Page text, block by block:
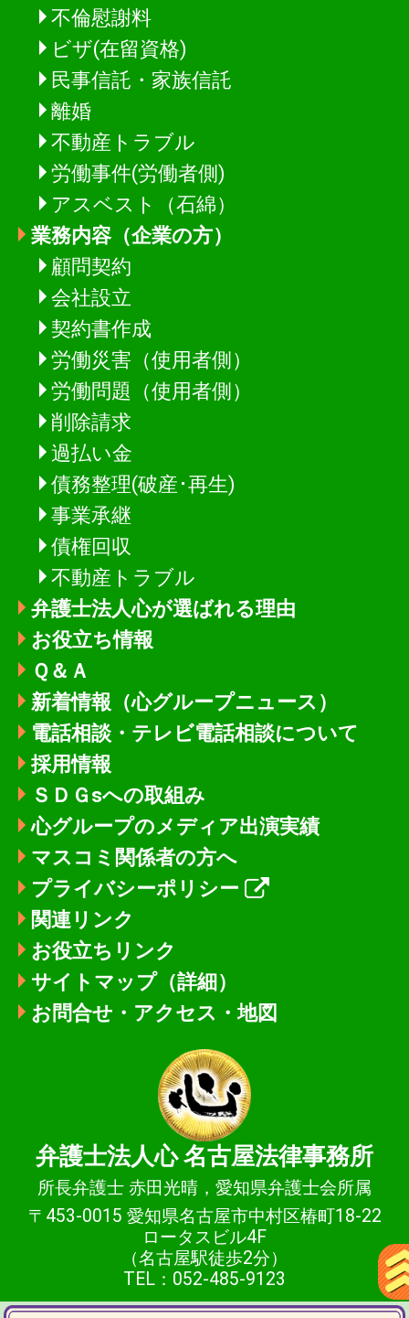
不倫慰謝料
ビザ(在留資格)
民事信託・家族信託
離婚
不動産トラブル
労働事件(労働者側)
アスベスト（石綿）
業務内容（企業の方）
顧問契約
会社設立
契約書作成
労働災害（使用者側）
労働問題（使用者側）
削除請求
過払い金
債務整理(破産･再生)
事業承継
債権回収
不動産トラブル
弁護士法人心が選ばれる理由
お役立ち情報
Ｑ＆Ａ
新着情報 （心グループニュース）
電話相談・テレビ電話相談について
採用情報
ＳＤＧsへの取組み
心グループのメディア出演実績
マスコミ関係者の方へ
プライバシーポリシー
関連リンク
お役立ちリンク
サイトマップ（詳細）
お問合せ・アクセス・地図
弁護士法人心名古屋法律事務所
所長弁護士 赤田光晴，愛知県弁護士会所属
〒453-0015 愛知県名古屋市中村区椿町18-22
ロータスビル4F
（名古屋駅徒歩2分）
TEL：052-485-9123